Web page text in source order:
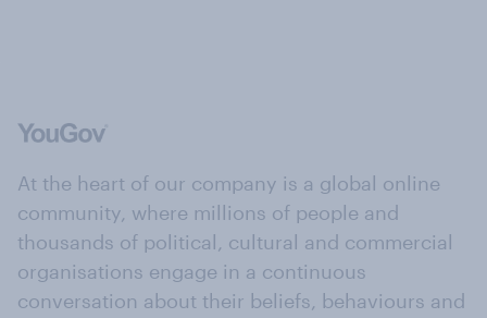
At the heart of our company is a global online
community, where millions of people and
thousands of political, cultural and commercial
organisations engage in a continuous
conversation about their beliefs, behaviours and